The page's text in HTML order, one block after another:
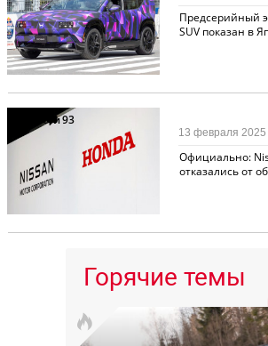
Предсерийный
SUV показан в
Новости93
Официально:
отказались от
13 февраля 2025
Горячие темы